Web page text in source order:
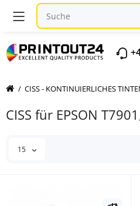
CISS - KONTINUIERLICHES
CISS für EPSON
15